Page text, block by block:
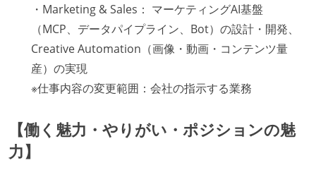
・Marketing & Sales： マーケティングAI基盤
（MCP、データパイプライン、Bot）の設計・開発、
Creative Automation（画像・動画・コンテンツ量
産）の実現
※仕事内容の変更範囲：会社の指示する業務
【働く魅力・やりがい・ポジションの魅
力】